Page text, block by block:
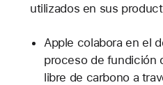
utilizados en sus
Apple colabora en el
proceso de fundición
libre de carbono a